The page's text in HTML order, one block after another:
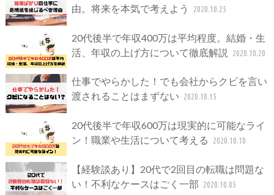
由。将来を本気で考えよう
2020.10.25
20代後半で年収400万は平均程度。結婚・生
活、年収の上げ方について徹底解説
2020.10.20
仕事でやらかした！でも会社からクビを言い
渡されることはまずない 2020.10.15
20代後半で年収600万は現実的に可能なライ
ン！職業や生活について考える
2020.10.10
【経験談あり】20代で2回目の転職は問題な
い！不利なケースはごく一部 2020.10.05